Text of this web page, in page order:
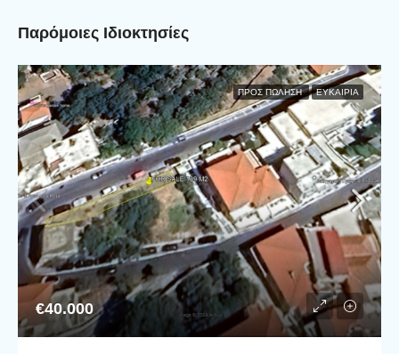
Παρόμοιες Ιδιοκτησίες
ΠΡΟΣ ΠΏΛΗΣΗ ΕΥΚΑΙΡΊΑ
€40.000